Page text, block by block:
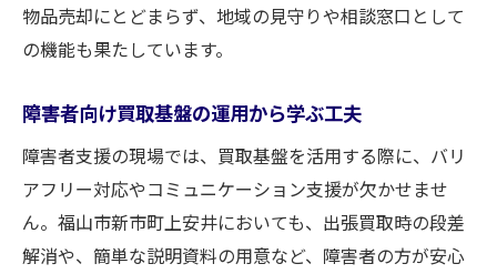
物品売却にとどまらず、地域の見守りや相談窓口として
の機能も果たしています。
障害者向け買取基盤の運用から学ぶ工夫
障害者支援の現場では、買取基盤を活用する際に、バリ
アフリー対応やコミュニケーション支援が欠かせませ
ん。福山市新市町上安井においても、出張買取時の段差
解消や、簡単な説明資料の用意など、障害者の方が安心